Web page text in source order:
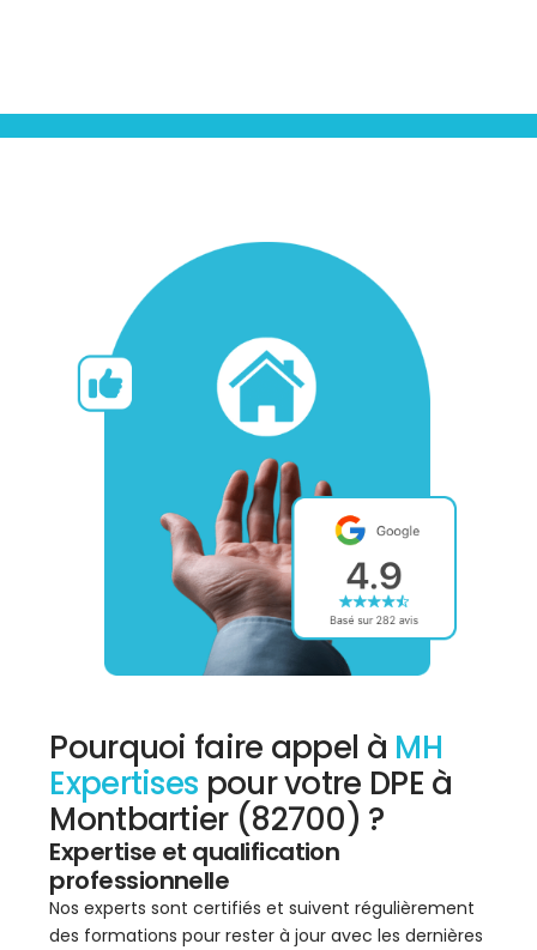
Pourquoi faire appel à MH
Expertises pour votre DPE à
Montbartier (82700) ?
Expertise et qualification
professionnelle
Nos experts sont certifiés et suivent régulièrement
des formations pour rester à jour avec les dernières